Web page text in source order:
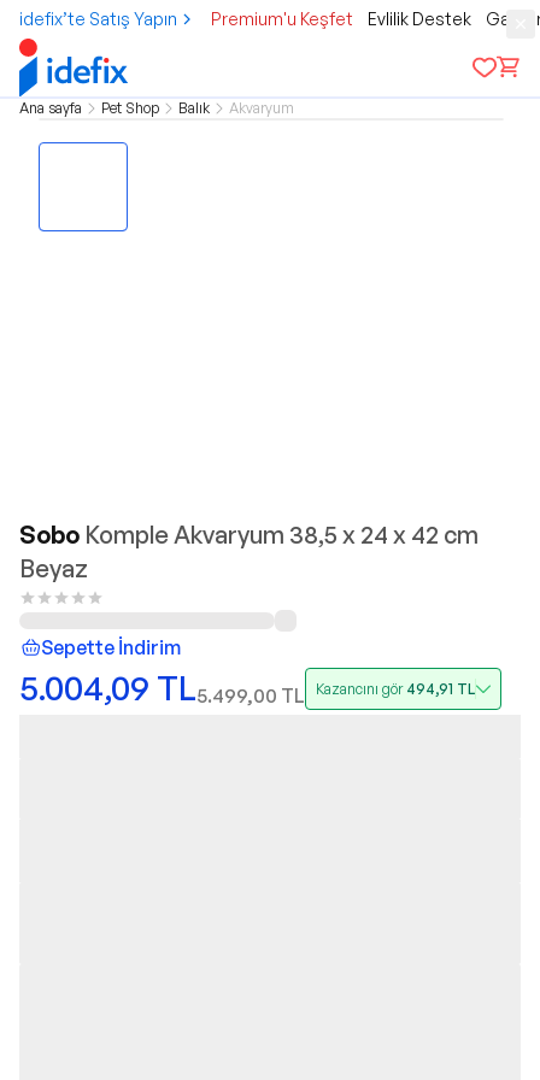
idefix’te Satış Yapın Premium'u Keşfet Evlilik Destek
Ana sayfa Pet Shop Balık Akvaryum
Sobo Komple Akvaryum 38,5 x 24 x 42 cm
Beyaz
Sepette İndirim
5.004,09 TL5.499,00 TL Kazancını gör 494,91 TL